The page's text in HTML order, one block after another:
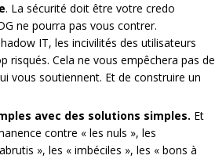
. La sécurité doit être votre credo
ne pourra pas vous contrer.
IT, les incivilités des utilisateurs
Cela ne vous empêchera pas de
vous soutiennent. Et de construire un
avec des solutions simples. Et
contre « les nuls », les
», les « imbéciles », les « bons à